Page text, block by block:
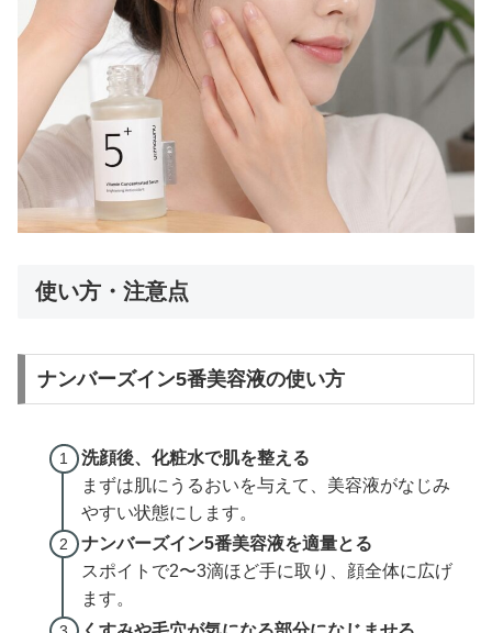
使い方・注意点
ナンバーズイン5番美容液の使い方
洗顔後、化粧水で肌を整える
まずは肌にうるおいを与えて、美容液がなじみ
やすい状態にします。
ナンバーズイン5番美容液を適量とる
スポイトで2〜3滴ほど手に取り、顔全体に広げ
ます。